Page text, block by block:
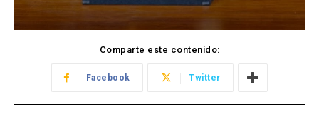
Comparte este contenido:
Facebook Twitter